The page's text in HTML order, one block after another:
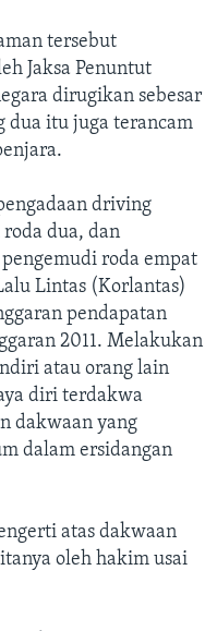
tersebut
Jaksa Penuntut
dirugikan sebesar
dua itu juga terancam
driving
dua, dan
roda empat
Lintas (Korlantas)
pendapatan
2011. Melakukan
atau orang lain
diri terdakwa
dakwaan yang
dalam ersidangan
atas dakwaan
oleh hakim usai